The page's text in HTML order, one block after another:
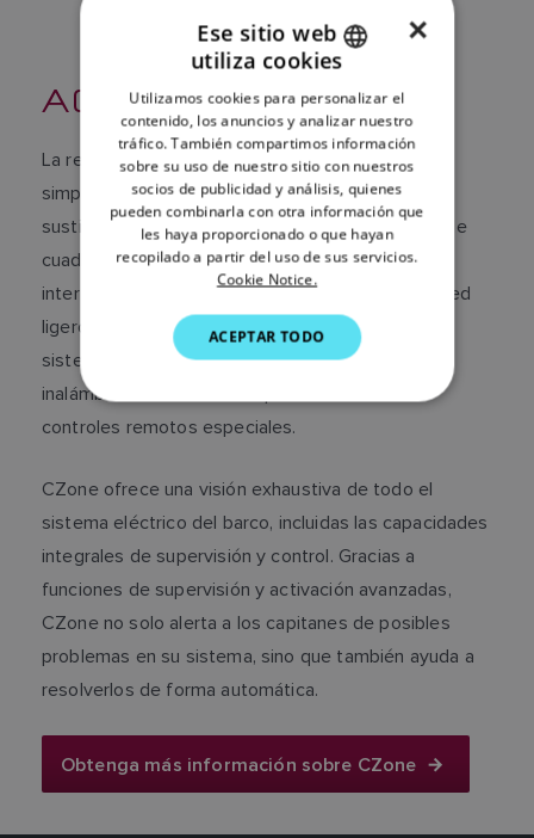
ACERCA DE CZONE
La red de control y supervisión digital CZone
simplifica la instalación de sistemas eléctricos
sustituyendo el complejo y engorroso cableado de
cuadros eléctricos y paneles de fusibles por
interfaces potentes y de vanguardia y cable de red
ligero NMEA 2000. La red también automatiza
sistemas eléctricos complejos y logra el control
inalámbrico a través de dispositivos móviles o
controles remotos especiales.
CZone ofrece una visión exhaustiva de todo el
sistema eléctrico del barco, incluidas las capacidades
integrales de supervisión y control. Gracias a
funciones de supervisión y activación avanzadas,
CZone no solo alerta a los capitanes de posibles
problemas en su sistema, sino que también ayuda a
resolverlos de forma automática.
Obtenga más información sobre CZone
ENGLISH
FRENCH
DANISH
ITALIAN
SWEDISH
DUTCH
SPANISH
×
Ese sitio web
utiliza cookies
Utilizamos cookies para personalizar el
contenido, los anuncios y analizar nuestro
tráfico. También compartimos información
sobre su uso de nuestro sitio con nuestros
socios de publicidad y análisis, quienes
pueden combinarla con otra información que
les haya proporcionado o que hayan
recopilado a partir del uso de sus servicios.
Cookie Notice.
ACEPTAR TODO